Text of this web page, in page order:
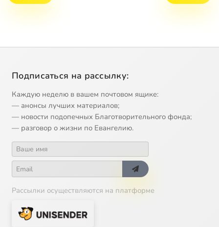
Подписаться на рассылку:
Каждую неделю в вашем почтовом ящике:
— анонсы лучших материалов;
— новости подопечных Благотворительного фонда;
— разговор о жизни по Евангелию.
Рассылки осуществляются на платформе